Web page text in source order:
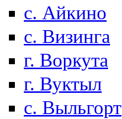
с. Айкино
с. Визинга
г. Воркута
г. Вуктыл
с. Выльгорт